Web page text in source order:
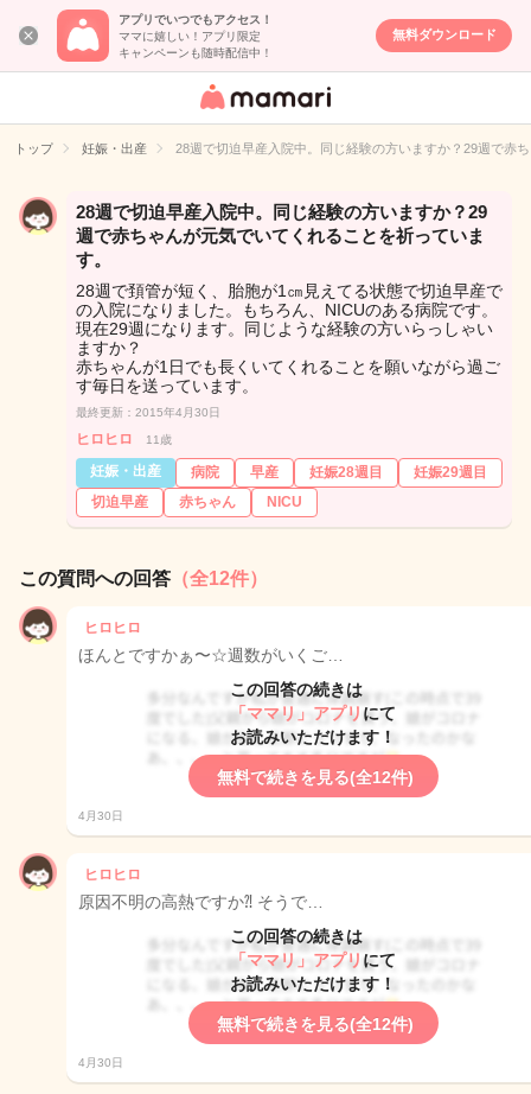
アプリでいつでもアクセス！
ママに嬉しい！アプリ限定
キャンペーンも随時配信中！
無料ダウンロード
女性専用匿名QA
イト
トップ 妊娠・出産 28週で切迫早産入院中。同じ経験の方いますか？29週で赤
28週で切迫早産入院中。同じ経験の方いますか？29
週で赤ちゃんが元気でいてくれることを祈っていま
す。
28週で頚管が短く、胎胞が1㎝見えてる状態で切迫早産で
の入院になりました。もちろん、NICUのある病院です。
現在29週になります。同じような経験の方いらっしゃい
ますか？
赤ちゃんが1日でも長くいてくれることを願いながら過ご
す毎日を送っています。
最終更新：2015年4月30日
ヒロヒロ 11歳
妊娠・出産 病院 早産 妊娠28週目
妊娠29週目
切迫早産
赤ちゃん NICU
この質問への回答 （全12件）
ヒロヒロ
ほんとですかぁ〜☆週数がいくご…
この回答の続きは
「ママリ」アプリ にて
お読みいただけます！
無料で続きを見る(全12件)
4月30日
ヒロヒロ
原因不明の高熱ですか⁈ そうで…
この回答の続きは
「ママリ」アプリ にて
お読みいただけます！
無料で続きを見る(全12件)
4月30日